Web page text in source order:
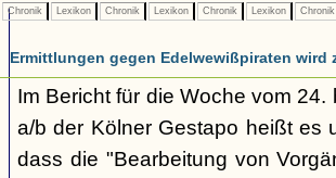
Chronik Lexikon Chronik Lexikon Chronik Lexikon Chronik
Ermittlungen gegen Edelwewißpiraten wird
Im Bericht für die Woche vom
a/b der Kölner Gestapo heißt es
dass die "Bearbeitung von